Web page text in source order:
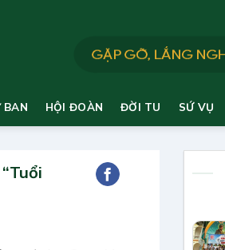
BAN HỘI ĐOÀN ĐỜI TU SỨ VỤ